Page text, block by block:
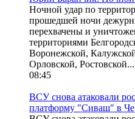
Ночной удар по
прошедшей ночи
перехвачены и
территориями
Воронежской,
Орловской, Ростовской...
08:45
ВСУ снова атаковали
платформу "Сиваш" в